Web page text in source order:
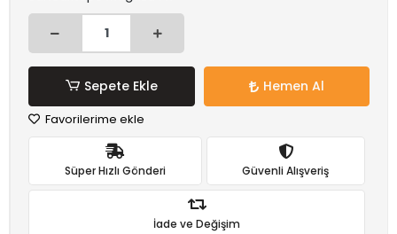
Sepete Ekle Hemen Al
Favorilerime ekle
Süper Hızlı Gönderi Güvenli Alışveriş
İade ve Değişim